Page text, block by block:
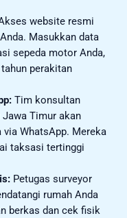
website resmi
Masukkan data
sepeda motor Anda,
perakitan
Tim konsultan
Timur akan
via WhatsApp. Mereka
taksasi tertinggi
Petugas surveyor
rumah Anda
berkas dan cek fisik